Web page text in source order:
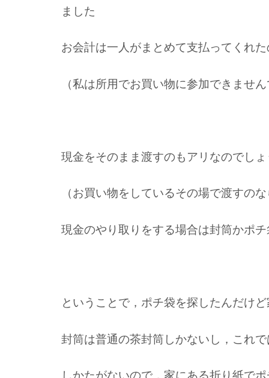
ました
お会計は一人がまとめて支払ってくれ
（私は所用でお買い物に参加できませ
現金をそのまま渡すのもアリなのでし
（お買い物をしているその場で渡すの
現金のやり取りをする場合は封筒かポ
ということで，ポチ袋を探したんだけ
封筒は普通の茶封筒しかないし，これ